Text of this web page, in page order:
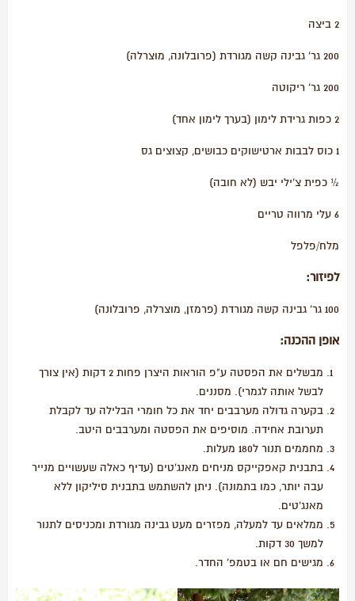
2 ביצה
200 גר' גבינה קשה מגורדת (פרובלונה, מוצרלה)
200 גר' ריקוטה
2 כפות גרידת לימון (בערך לימון אחד)
1 כוס לבבות ארטישוקים כבושים, קצוצים גס
½ כפית צ'ילי יבש (לא חובה)
6 עלי מרווה טריים
מלח/פלפל
לפיזור:
100 גר' גבינה קשה מגורדת (פרמזן, מוצרלה, פרובלונה)
אופן ההכנה:
מבשלים את הפסטה ע"פ הוראות היצרן פחות 2 דקות (אין צורך
לבשל אותה לגמרי). מסננים.
בקערה גדולה מערבבים יחד את כל חומרי הבלילה עד לקבלת
תערובת אחידה. מוסיפים את הפסטה ומערבבים היטב.
מחממים תנור ל180 מעלות.
בתבנית קאפקייקס מניחים מאנג'טים (עדיף כאלה שעשויים מנייר
עבה יותר, כמו בתמונה). ניתן להשתמש בתבנית סיליקון ללא
מאנג'טים.
ממלאים עד למעלה, מפזרים מעט גבינה מגורדת ומכניסים לתנור
למשך 30 דקות.
מגישים חם או בטמפ' החדר.